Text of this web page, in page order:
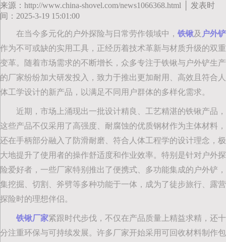
来源：http://www.china-shovel.com/news1066368.html │ 发表时
间：2025-3-19 15:01:00
在当今多元化的户外探险与日常劳作领域中， 铁锹及 户外铲
作为不可或缺的实用工具，正经历着技术革新与材质升级的双重
变革。随着市场需求的不断增长，众多专注于铁锹与户外铲生产
的厂家纷纷加大研发投入，致力于推出更加耐用、高效且符合人
体工学设计的新产品，以满足不同用户群体的多样化需求。
近期，市场上涌现出一批设计精良、工艺精湛的铁锹产品，
这些产品不仅采用了高强度、耐腐蚀的优质钢材作为主体材料，
还在手柄部分融入了防滑耐磨、符合人体工程学的设计理念，极
大地提升了使用者的操作舒适度和作业效率。特别是针对户外探
险爱好者，一些厂家特别推出了便携式、多功能集成的户外铲，
集挖掘、切割、斧劈等多种功能于一体，成为了徒步旅行、露营
探险时的理想伴侣。
铁锹厂家紧跟时代步伐，不仅在产品质量上精益求精，还十
分注重环保与可持续发展。许多厂家开始采用可回收材料制作包